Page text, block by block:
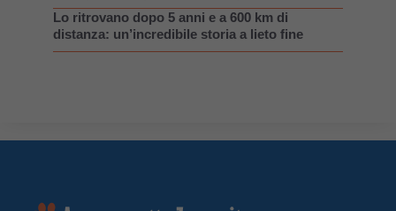
Lo ritrovano dopo 5 anni e a 600 km di
distanza: un’incredibile storia a lieto fine